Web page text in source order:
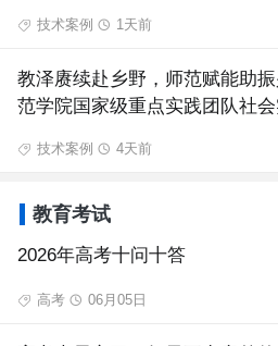
技术案例 1天前
教泽赓续赴乡野，师范赋能助
范学院国家级重点实践团队社
技术案例 4天前
教育考试
2026年高考十问十答
高考 06月05日